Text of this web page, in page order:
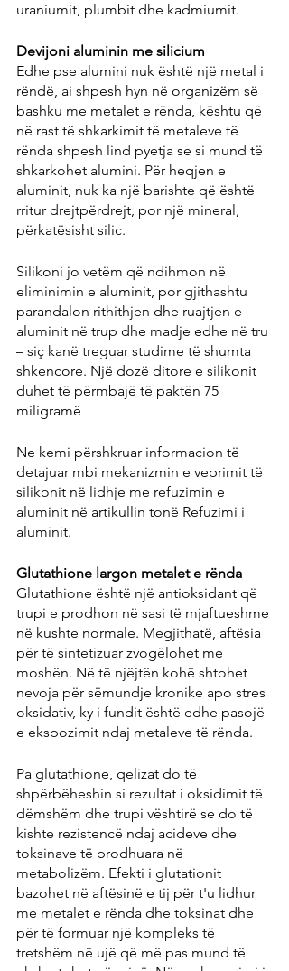
uraniumit, plumbit dhe kadmiumit.
Devijoni aluminin me silicium
Edhe pse alumini nuk është një metal i
rëndë, ai shpesh hyn në organizëm së
bashku me metalet e rënda, kështu që
në rast të shkarkimit të metaleve të
rënda shpesh lind pyetja se si mund të
shkarkohet alumini. Për heqjen e
aluminit, nuk ka një barishte që është
rritur drejtpërdrejt, por një mineral,
përkatësisht silic.
Silikoni jo vetëm që ndihmon në
eliminimin e aluminit, por gjithashtu
parandalon rithithjen dhe ruajtjen e
aluminit në trup dhe madje edhe në tru
– siç kanë treguar studime të shumta
shkencore. Një dozë ditore e silikonit
duhet të përmbajë të paktën 75
miligramë
Ne kemi përshkruar informacion të
detajuar mbi mekanizmin e veprimit të
silikonit në lidhje me refuzimin e
aluminit në artikullin tonë Refuzimi i
aluminit.
Glutathione largon metalet e rënda
Glutathione është një antioksidant që
trupi e prodhon në sasi të mjaftueshme
në kushte normale. Megjithatë, aftësia
për të sintetizuar zvogëlohet me
moshën. Në të njëjtën kohë shtohet
nevoja për sëmundje kronike apo stres
oksidativ, ky i fundit është edhe pasojë
e ekspozimit ndaj metaleve të rënda.
Pa glutathione, qelizat do të
shpërbëheshin si rezultat i oksidimit të
dëmshëm dhe trupi vështirë se do të
kishte rezistencë ndaj acideve dhe
toksinave të prodhuara në
metabolizëm. Efekti i glutationit
bazohet në aftësinë e tij për t'u lidhur
me metalet e rënda dhe toksinat dhe
për të formuar një kompleks të
tretshëm në ujë që më pas mund të